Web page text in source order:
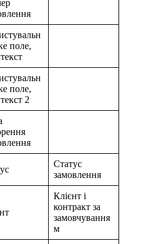
поле,
поле,
2
Статус
замовлення
Клієнт і
контракт за
замовчування
м